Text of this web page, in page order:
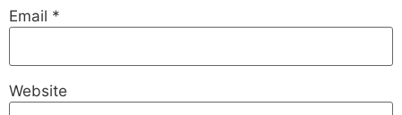
Email *
Website